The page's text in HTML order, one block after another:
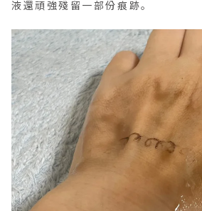
液還頑強殘留一部份痕跡。